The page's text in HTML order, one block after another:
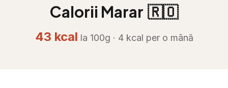
Calorii Marar 🇷🇴
43 kcal la 100g · 4kcal per o mână